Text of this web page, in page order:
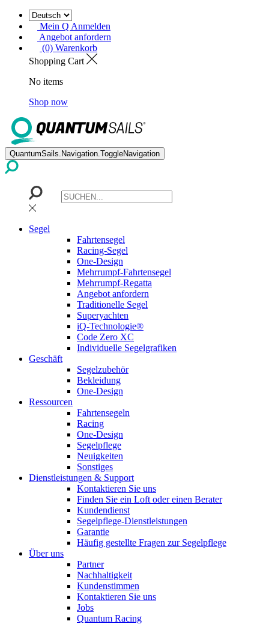
Mein Q Anmelden
Angebot anfordern
(0) Warenkorb
Shopping Cart
No items
Shop now
QuantumSails.Navigation.ToggleNavigation
Segel
Fahrtensegel
Racing-Segel
One-Design
Mehrrumpf-Fahrtensegel
Mehrrumpf-Regatta
Angebot anfordern
Traditionelle Segel
Superyachten
iQ-Technologie®
Code Zero XC
Individuelle Segelgrafiken
Geschäft
Segelzubehör
Bekleidung
One-Design
Ressourcen
Fahrtensegeln
Racing
One-Design
Segelpflege
Neuigkeiten
Sonstiges
Dienstleistungen & Support
Kontaktieren Sie uns
Finden Sie ein Loft oder einen Berater
Kundendienst
Segelpflege-Dienstleistungen
Garantie
Häufig gestellte Fragen zur Segelpflege
Über uns
Partner
Nachhaltigkeit
Kundenstimmen
Kontaktieren Sie uns
Jobs
Quantum Racing